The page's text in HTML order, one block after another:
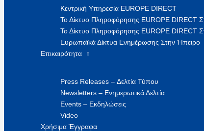
Κεντρική Υπηρεσία EUROPE DIRECT
Το Δίκτυο Πληροφόρησης EUROPE DIRECT
Το Δίκτυο Πληροφόρησης EUROPE DIRECT
Ευρωπαϊκά Δίκτυα Ενημέρωσης Στην Ήπειρο
Επικαιρότητα
Press Releases – Δελτία Τύπου
Newsletters – Ενημερωτικά Δελτία
Events – Εκδηλώσεις
Video
Χρήσιμα Έγγραφα